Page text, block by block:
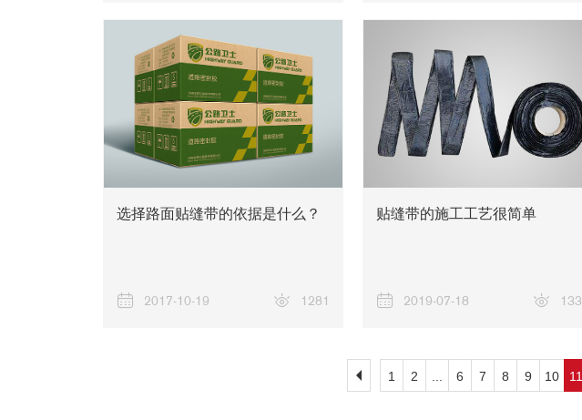
选择路面贴缝带的依据是什么？
2017-10-19 1281
贴缝带的施工工艺很简单
2019-07-18
1 2 6 7 8 9 10 11